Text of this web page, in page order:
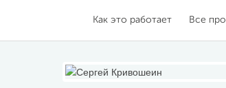
Как это работает Все